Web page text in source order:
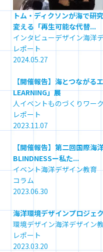
トム・ディクソンが海で研
変える「再生可能な代替...
インタビューデザイン海洋
レポート
2024.05.27
【開催報告】海とつながる
LEARNING」展
人イベントものづくり ワー
レポート
2023.11.07
【開催報告】第二回国際海
BLINDNESSー私た...
イベント海洋デザイン教育
コラム
2023.06.30
海洋環境デザインプロジェ
環境デザイン海洋デザイン
レポート
2023.03.20